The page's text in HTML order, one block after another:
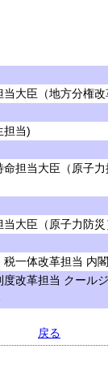
大臣（地方分権
担当)
担当大臣（原子
大臣（原子力防災
一体改革担当 内
改革担当 クール
戻る